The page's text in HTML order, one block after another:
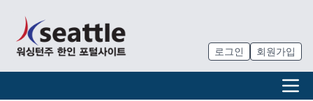
로그인 회원가입